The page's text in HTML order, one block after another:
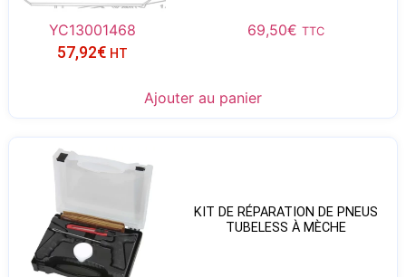
YC13001468 69,50€ TTC
57,92€ HT
Ajouter au panier
KIT DE RÉPARATION DE PNEUS
TUBELESS À MÈCHE